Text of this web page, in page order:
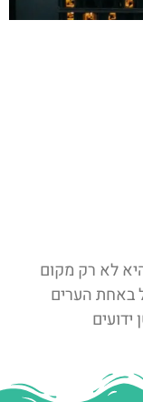
לא רק מקום
באחת הערים